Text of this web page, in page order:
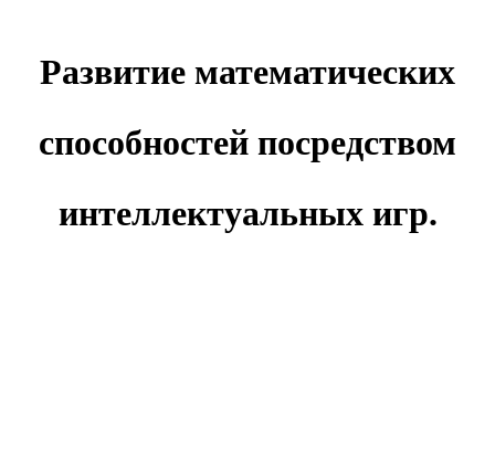
Развитие математических
способностей посредством
интеллектуальных игр.